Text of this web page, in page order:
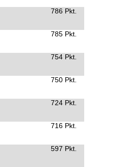
786 Pkt.
785 Pkt.
754 Pkt.
750 Pkt.
724 Pkt.
716 Pkt.
597 Pkt.